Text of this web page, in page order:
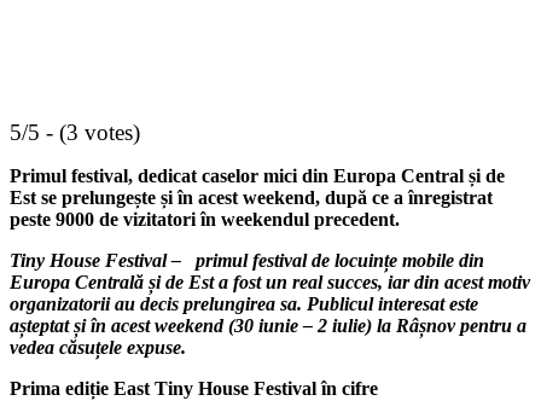
5/5 - (3 votes)
Primul festival, dedicat caselor mici din Europa Central și de
Est se prelungește și în acest weekend, după ce a înregistrat
peste 9000 de vizitatori în weekendul precedent.
Tiny House Festival – primul festival de locuințe mobile din
Europa Centrală și de Est a fost un real succes, iar din acest motiv
organizatorii au decis prelungirea sa. Publicul interesat este
așteptat și în acest weekend (30 iunie – 2 iulie) la Râșnov pentru a
vedea căsuțele expuse.
Prima ediție East Tiny House Festival în cifre